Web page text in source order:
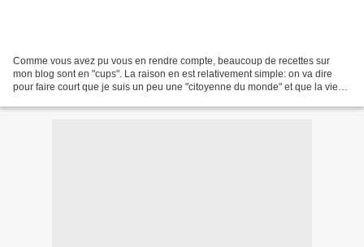
Comme vous avez pu vous en rendre compte, beaucoup de recettes sur
mon blog sont en "cups". La raison en est relativement simple: on va dire
pour faire court que je suis un peu une "citoyenne du monde" et que la vie